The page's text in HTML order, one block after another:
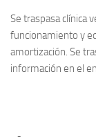
Se traspasa clínica
funcionamiento y
amortización. Se
información en el